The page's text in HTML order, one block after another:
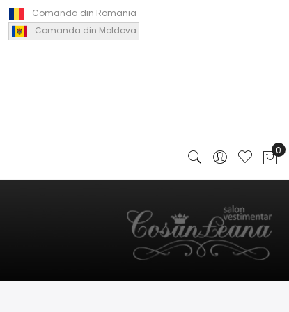
Comanda din Romania
Comanda din Moldova